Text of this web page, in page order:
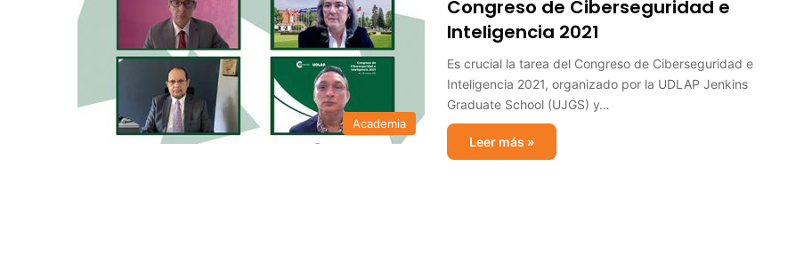
Academia
Congreso de Ciberseguridad e
Inteligencia 2021
Es crucial la tarea del Congreso de Ciberseguridad e
Inteligencia 2021, organizado por la UDLAP Jenkins
Graduate School (UJGS) y…
Leer más »